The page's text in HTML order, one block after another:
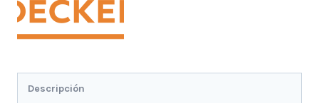
Descripción